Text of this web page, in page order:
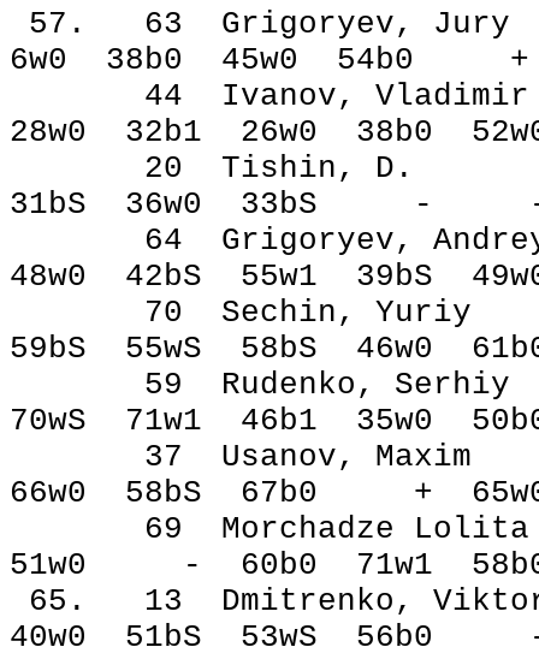
57. 63 Grigoryev,
6w0 38b0 45w0 54b0
44 Ivanov,
28w0 32b1 26w0 38b0
20 Tishin, D.
31bЅ 36w0
64 Grigoryev,
48w0 42bЅ 55w1 39bЅ
70 Sechin,
59bЅ 55wЅ 58bЅ
59 Rudenko,
70wЅ 71w1 46b1 35w0
37 Usanov,
66w0 58bЅ 67b0 +
69 Morchadze
51w0 - 60b0 71w1
65. 13 Dmitrenko,
40w0 51bЅ 53wЅ